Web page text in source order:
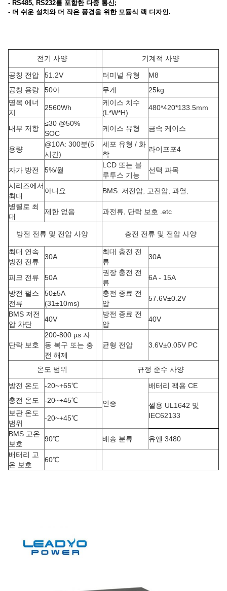
- RS485, RS232를 포함한 다중 통신;
- 더 쉬운 설치와 더 작은 풍경을 위한 모듈식 랙 디자인.
전기 사양 기계적 사양
공칭 전압 51.2V 터미널 유형
M8
공칭 용량
50아 무게
25kg
명목 에너
지
2560Wh
케이스 치수
(L*W*H)
480*420*133.5mm
내부 저항
≤30 @50%
SOC
케이스 유형 금속 케이스
용량
@10A: 300분(5
시간)
세포 유형 / 화
학
라이프포4
자가 방전 5%/월
LCD 또는 블
루투스 기능
선택 과목
시리즈에서
최대
아니요
BMS: 저전압, 고전압, 과열,
병렬로 최
대
제한 없음 과전류, 단락 보호 .etc
방전 전류 및 전압 사양 충전 전류 및 전압 사양
최대 연속
방전 전류
30A
최대 충전 전
류
30A
피크 전류 50A
권장 충전 전
류
6A - 15A
방전 펄스
전류
50±5A
(31±10ms)
충전 종료 전
압
57.6V±0.2V
BMS 저전
압 차단
40V
방전 종료 전
압
40V
단락 보호
200-800 µs 자
동 복구 또는 충
전 해제
균형 전압 3.6V±0.05V PC
온도 범위
규정 준수 사양
방전 온도
-20~+65℃
인증
배터리 팩용 CE
충전 온도
-20~+45℃
셀용 UL1642 및
IEC62133
보관 온도
범위
-20~+45℃
BMS 고온
보호
90℃ 배송 분류
유엔 3480
배터리 고
온 보호
60℃